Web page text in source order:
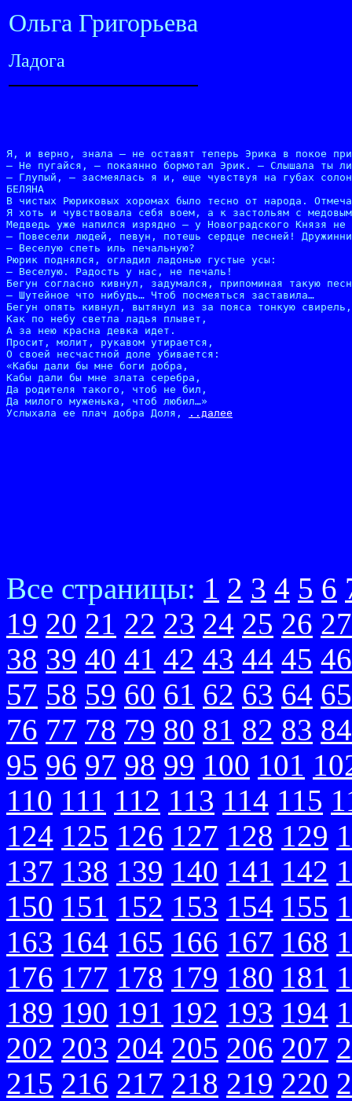
Ольга Григорьева
Ладога
Я, и верно, знала – не оставят теперь Эрика в покое
– Не пугайся, – покаянно бормотал Эрик. – Слышала ты
– Глупый, – засмеялась я и, еще чувствуя на губах
БЕЛЯНА
В чистых Рюриковых хоромах было тесно от народа.
Я хоть и чувствовала себя воем, а к застольям с
Медведь уже напился изрядно – у Новоградского Князя
– Повесели людей, певун, потешь сердце песней!
– Веселую спеть иль печальную?
Рюрик поднялся, огладил ладонью густые усы:
– Веселую. Радость у нас, не печаль!
Бегун согласно кивнул, задумался, припоминая такую
– Шутейное что нибудь… Чтоб посмеяться заставила…
Бегун опять кивнул, вытянул из за пояса тонкую
Как по небу светла ладья плывет,
А за нею красна девка идет.
Просит, молит, рукавом утирается,
О своей несчастной доле убивается:
«Кабы дали бы мне боги добра,
Кабы дали бы мне злата серебра,
Да родителя такого, чтоб не бил,
Да милого муженька, чтоб любил…»
Услыхала ее плач добра Доля,
..далее
Все страницы: 1 2 3 4 5 6
19 20 21 22 23 24 25 26 27
38 39 40 41 42 43 44 45 46
57 58 59 60 61 62 63 64 65
76 77 78 79 80 81 82 83 84
95 96 97 98 99 100 101
110 111 112 113 114 115
124 125 126 127 128 129
137 138 139 140 141 142
150 151 152 153 154 155
163 164 165 166 167 168
176 177 178 179 180 181
189 190 191 192 193 194
202 203 204 205 206 207
215 216 217 218 219 220